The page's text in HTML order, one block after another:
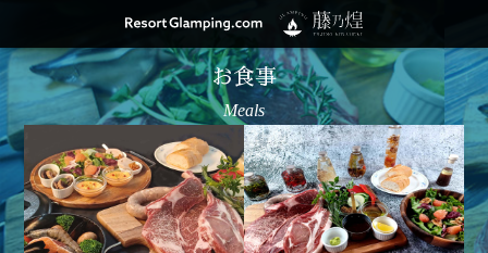
お食事
Meals